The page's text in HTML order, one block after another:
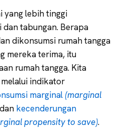
yang lebih tinggi
tabungan. Berapa
dikonsumsi rumah tangga
mereka terima, itu
rumah tangga. Kita
indikator
marginal (marginal
dan kecenderungan
propensity to save).